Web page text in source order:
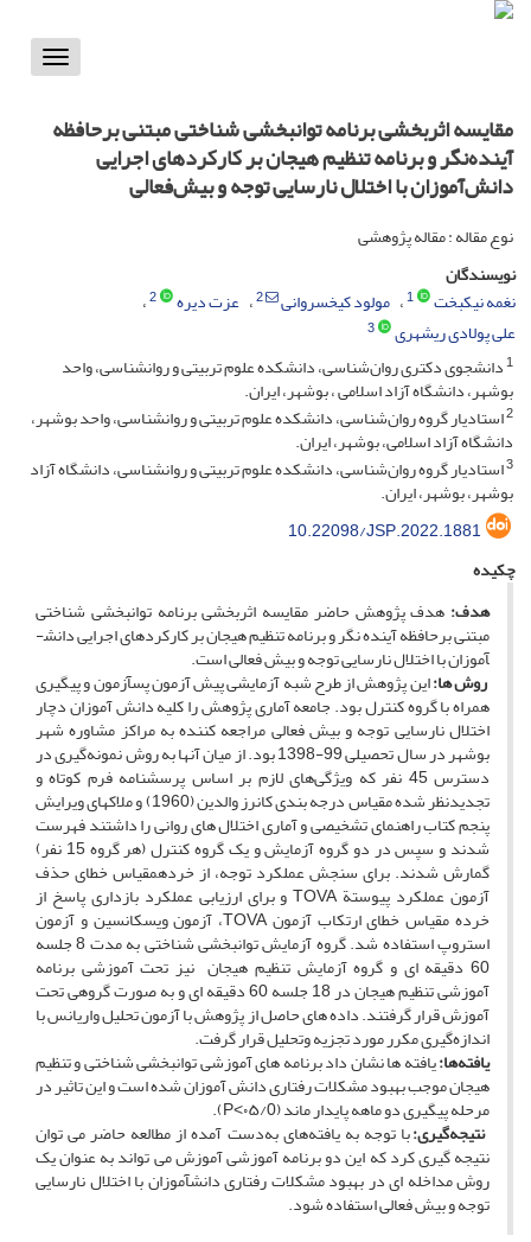
Toggle
مقایسه اثربخشی برنامه توانبخشی شناختی مبتنی برحافظه
آینده‌نگر و برنامه تنظیم هیجان بر کارکردهای اجرایی
دانش‌آموزان با اختلال نارسایی توجه و بیش‌فعالی
نوع مقاله : مقاله پژوهشی
نویسندگان
نغمه نیکبخت
1 مولود کیخسروانی 2 عزت دیره 2
علی پولادی ریشهری
3
1دانشجوی دکتری روان‌شناسی، دانشکده علوم تربیتی و روانشناسی، واحد
بوشهر، دانشگاه آزاد اسلامی ، بوشهر، ایران.
2استادیار گروه روان‌شناسی، دانشکده علوم تربیتی و روانشناسی، واحد بوشهر،
دانشگاه آزاد اسلامی، بوشهر، ایران.
3استادیار گروه روان‌شناسی، دانشکده علوم تربیتی و روانشناسی، دانشگاه آزاد
بوشهر، بوشهر، ایران.
10.22098/JSP.2022.1881
چکیده
هدف: هدف پژوهش حاضر مقایسه اثربخشی برنامه توانبخشی شناختی
مبتنی برحافظه آینده ­نگر و برنامه تنظیم هیجان بر کارکردهای اجرایی دانش­
آموزان با اختلال نارسایی توجه و بیش ­فعالی است.
روش ها:این پژوهش از طرح شبه­ آزمایشی پیش­ آزمون پس­آزمون و پیگیری
همراه با گروه کنترل بود. جامعه آماری پژوهش را کلیه دانش ­آموزان دچار
اختلال نارسایی توجه و بیش­ فعالی مراجعه کننده به مراکز مشاوره شهر
بوشهر در سال تحصیلی 99-1398 بود. از میان آن­ها به ­روش نمونه‌گیری در
دسترس 45 نفر که ویژگی‌های لازم بر اساس پرسشنامه فرم کوتاه و
تجدیدنظر شده مقیاس درجه بندی کانرز والدین (1960) و ملاک­های ویرایش
پنجم کتاب راهنمای تشخیصی و آماری اختلال­ های روانی را داشتند فهرست
شدند و سپس در دو گروه آزمایش و یک گروه کنترل (هر گروه 15 نفر)
گمارش شدند. برای سنجش عملکرد توجه، از خرده­مقیاس خطای حذف
آزمون عملکرد پیوستة TOVA و برای ارزیابی عملکرد بازداری پاسخ از
خرده­ مقیاس خطای ارتکاب آزمون TOVA، آزمون ویسکانسین و آزمون
استروپ استفاده شد. گروه آزمایش توانبخشی شناختی به مدت 8 جلسه
60 دقیقه­ ای و گروه آزمایش تنظیم هیجان نیز تحت آموزشی برنامه
آموزشی تنظیم هیجان در 18 جلسه 60 دقیقه ای و به­ صورت گروهی تحت
آموزش قرار گرفتند. داده­ های حاصل از پژوهش با آزمون تحلیل واریانس با
اندازه‌گیری مکرر مورد تجزیه وتحلیل قرار گرفت.
یافته‌ها:یافته ­ها نشان داد برنامه های آموزشی توانبخشی شناختی و تنظیم
هیجان موجب بهبود مشکلات رفتاری دانش­ آموزان شده است و این تاثیر در
مرحله پیگیری دو ماهه پایدار ماند (۰۵/0˂P).
نتیجه‌گیری:با توجه به یافته‌های به‌دست­ آمده از مطالعه حاضر می­ توان
نتیجه ­گیری کرد که این دو برنامه آموزشی آموزش می­ تواند به عنوان یک
روش مداخله ­ای در بهبود مشکلات رفتاری دانش­آموزان با اختلال نارسایی
توجه و بیش ­فعالی استفاده شود.